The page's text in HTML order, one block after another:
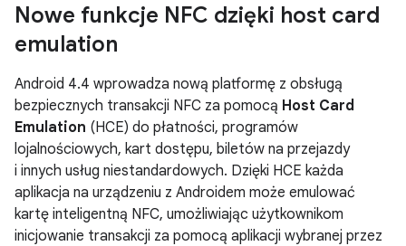
Nowe funkcje NFC dzięki host card
emulation
Android 4.4 wprowadza nową platformę z obsługą
bezpiecznych transakcji NFC za pomocą Host Card
Emulation (HCE) do płatności, programów
lojalnościowych, kart dostępu, biletów na przejazdy
i innych usług niestandardowych. Dzięki HCE każda
aplikacja na urządzeniu z Androidem może emulować
kartę inteligentną NFC, umożliwiając użytkownikom
inicjowanie transakcji za pomocą aplikacji wybranej przez